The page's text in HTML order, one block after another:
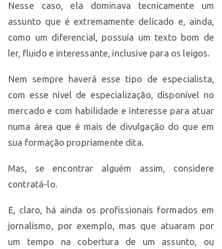
Nesse caso, ela dominava tecnicamente um
assunto que é extremamente delicado e, ainda,
como um diferencial, possuía um texto bom de
ler, fluido e interessante, inclusive para os leigos.
Nem sempre haverá esse tipo de especialista,
com esse nível de especialização, disponível no
mercado e com habilidade e interesse para atuar
numa área que é mais de divulgação do que em
sua formação propriamente dita.
Mas, se encontrar alguém assim, considere
contratá-lo.
E, claro, há ainda os profissionais formados em
jornalismo, por exemplo, mas que atuaram por
um tempo na cobertura de um assunto, ou